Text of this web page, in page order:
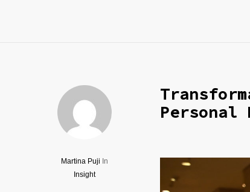
Martina Puji In
Insight
Personal